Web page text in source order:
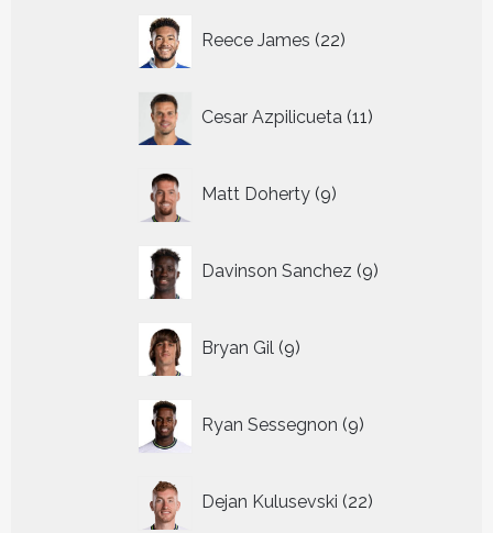
Reece James 22
producten
Cesar Azpilicueta 11
producten
Matt Doherty 9
producten
Davinson Sanchez 9
producten
Bryan Gil 9
producten
Ryan Sessegnon 9
producten
Dejan Kulusevski 22
producten